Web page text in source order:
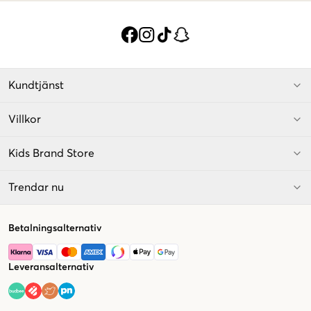
Kundtjänst
Villkor
Kids Brand Store
Trendar nu
Betalningsalternativ
Leveransalternativ